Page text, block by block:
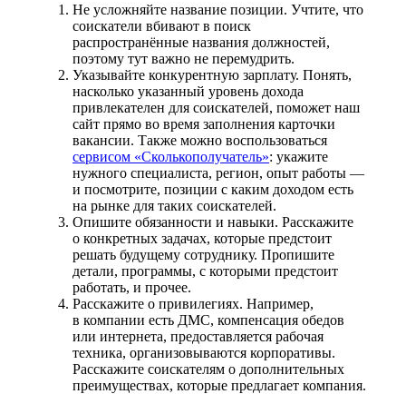
Не усложняйте название позиции. Учтите, что
соискатели вбивают в поиск
распространённые названия должностей,
поэтому тут важно не перемудрить.
Указывайте конкурентную зарплату. Понять,
насколько указанный уровень дохода
привлекателен для соискателей, поможет наш
сайт прямо во время заполнения карточки
вакансии. Также можно воспользоваться
сервисом «Сколькополучатель»: укажите
нужного специалиста, регион, опыт работы —
и посмотрите, позиции с каким доходом есть
на рынке для таких соискателей.
Опишите обязанности и навыки. Расскажите
о конкретных задачах, которые предстоит
решать будущему сотруднику. Пропишите
детали, программы, с которыми предстоит
работать, и прочее.
Расскажите о привилегиях. Например,
в компании есть ДМС, компенсация обедов
или интернета, предоставляется рабочая
техника, организовываются корпоративы.
Расскажите соискателям о дополнительных
преимуществах, которые предлагает компания.